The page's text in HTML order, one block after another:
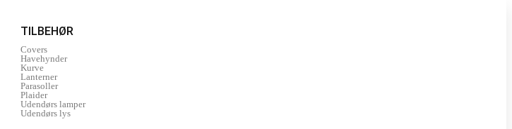
TILBEHØR
Covers
Havehynder
Kurve
Lanterner
Parasoller
Plaider
Udendørs lamper
Udendørs lys